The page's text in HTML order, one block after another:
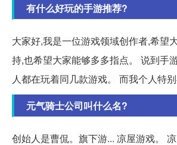
有什么好玩的手游推荐?
大家好,我是一位游戏领域创作者,希望
持,也希望大家能够多多指点。 说到手
人都在玩着同几款游戏。 而我个人特
元气骑士公司叫什么名?
创始人是曹侃。旗下游... 凉屋游戏。